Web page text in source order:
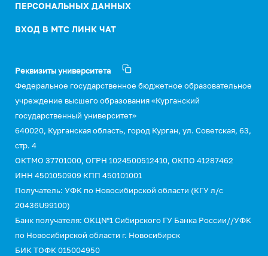
ПЕРСОНАЛЬНЫХ ДАННЫХ
ВХОД В МТС ЛИНК ЧАТ
Реквизиты университета
Федеральное государственное бюджетное образовательное
учреждение высшего образования «Курганский
государственный университет»
640020, Курганская область, город Курган, ул. Советская, 63,
стр. 4
ОКТМО 37701000, ОГРН 1024500512410, ОКПО 41287462
ИНН 4501050909 КПП 450101001
Получатель: УФК по Новосибирской области (КГУ л/с
20436U99100)
Банк получателя: ОКЦ№1 Сибирского ГУ Банка России//УФК
по Новосибирской области г. Новосибирск
БИК ТОФК 015004950